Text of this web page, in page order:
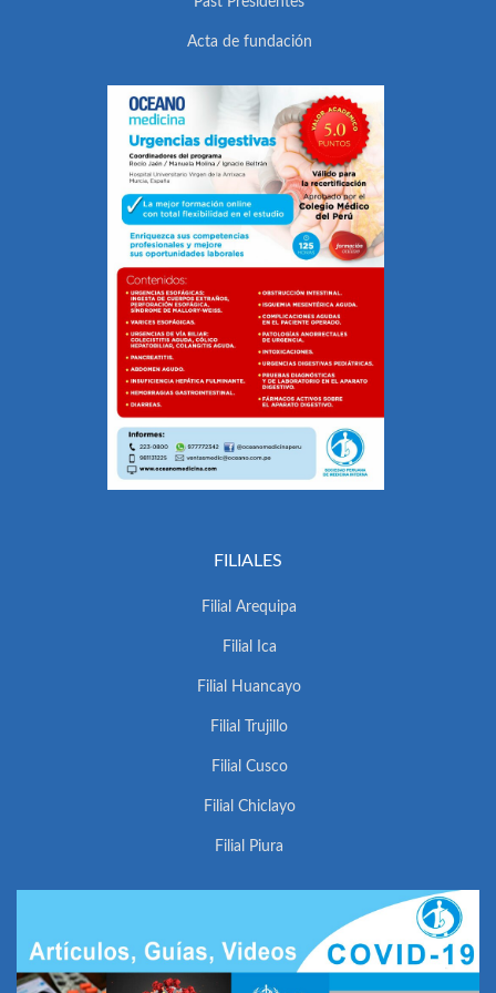
Acta de fundación
FILIALES
Filial Arequipa
Filial Ica
Filial Huancayo
Filial Trujillo
Filial Cusco
Filial Chiclayo
Filial Piura